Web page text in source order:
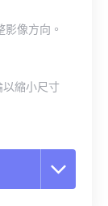
像方向。
以縮小尺寸